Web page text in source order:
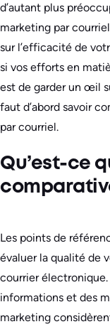
d’autant plus
marketing par
sur l’efficacité de
si vos efforts en
est de garder un œil
faut d’abord savoir
par courriel.
Qu’est-ce
Les points de
évaluer la qualité de
courrier électronique.
informations et des
marketing